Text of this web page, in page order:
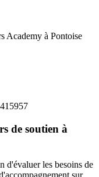
Academy à Pontoise
de soutien à
d'évaluer les besoins de
sur